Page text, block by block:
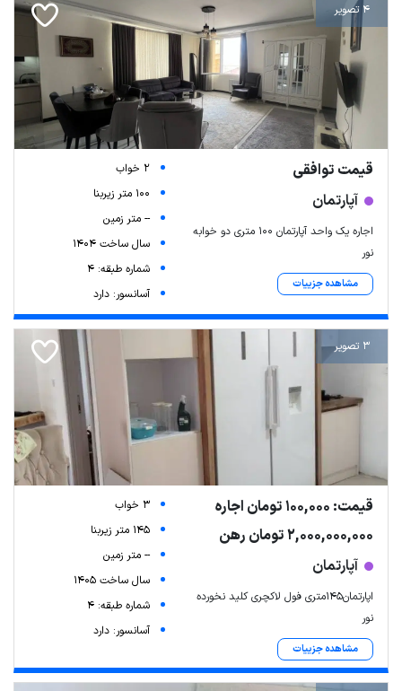
ariamarz.com
4 تصویر
قیمت توافقی
آپارتمان
اجاره یک واحد آپارتمان ۱۰۰ متری دو خوابه
نور
مشاهده جزییات
2 خواب
100 متر زیربنا
-- متر زمین
سال ساخت 1404
شماره طبقه: 4
آسانسور: دارد
3 تصویر
قیمت: 100,000 تومان اجاره
2,000,000,000 تومان رهن
آپارتمان
اپارتمان۱۴۵متری فول لاکچری کلید نخورده
نور
مشاهده جزییات
3 خواب
145 متر زیربنا
-- متر زمین
سال ساخت 1405
شماره طبقه: 4
آسانسور: دارد